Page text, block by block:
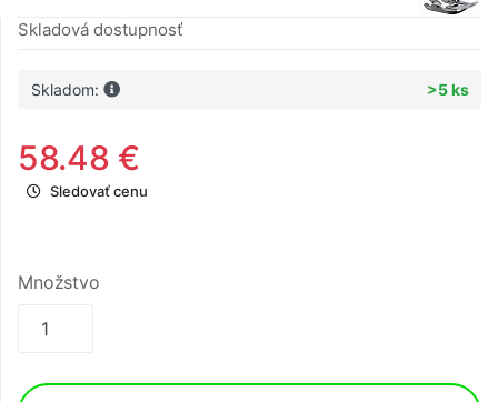
Skladová dostupnosť
Skladom: >5 ks
58.48 €
Sledovať cenu
Množstvo